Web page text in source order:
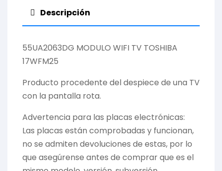
Descripción
55UA2063DG MODULO WIFI TV TOSHIBA
17WFM25
Producto procedente del despiece de una TV
con la pantalla rota.
Advertencia para las placas electrónicas:
Las placas están comprobadas y funcionan,
no se admiten devoluciones de estas, por lo
que asegúrense antes de comprar que es el